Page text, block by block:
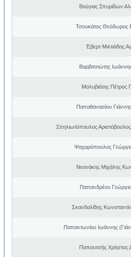
Βούγιας Σπυρίδων
Τσουκάτος Θεόδωρος
Έβερτ Μιλτιάδης
Βαρβιτσιώτης
Μολυβιάτης Πέτρος
Παπαθανασίου
Σπηλιωτόπουλος
Ψαχαρόπουλος
Νεονάκης Μιχάλης
Παπανδρέου
Σκανδαλίδης
Παπαντωνίου Ιωάννης
Παπουτσής Χρήστος